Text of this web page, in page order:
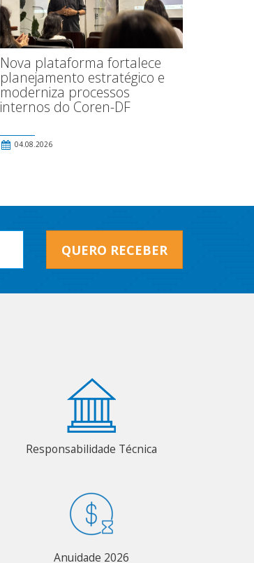
Nova plataforma fortalece
planejamento estratégico e
moderniza processos
internos do Coren-DF
04.08.2026
QUERO RECEBER
Responsabilidade Técnica
Anuidade 2026